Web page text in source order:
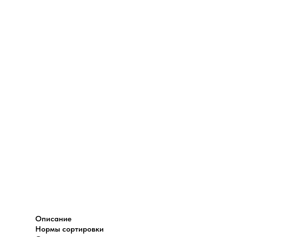
Описание
Нормы сортировки